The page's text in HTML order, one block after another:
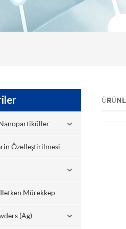
Özelleştirilmesi
Mürekkep
(ag)